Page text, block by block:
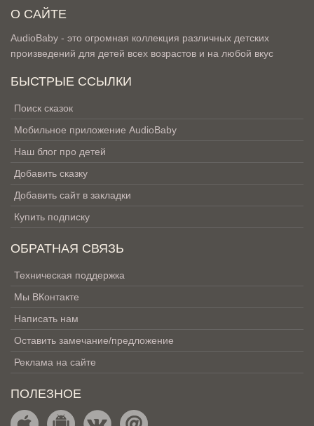
О САЙТЕ
AudioBaby - это огромная коллекция различных детских
произведений для детей всех возрастов и на любой вкус
БЫСТРЫЕ ССЫЛКИ
Поиск сказок
Мобильное приложение AudioBaby
Наш блог про детей
Добавить сказку
Добавить сайт в закладки
Купить подписку
ОБРАТНАЯ СВЯЗЬ
Техническая поддержка
Мы ВКонтакте
Написать нам
Оставить замечание/предложение
Реклама на сайте
ПОЛЕЗНОЕ